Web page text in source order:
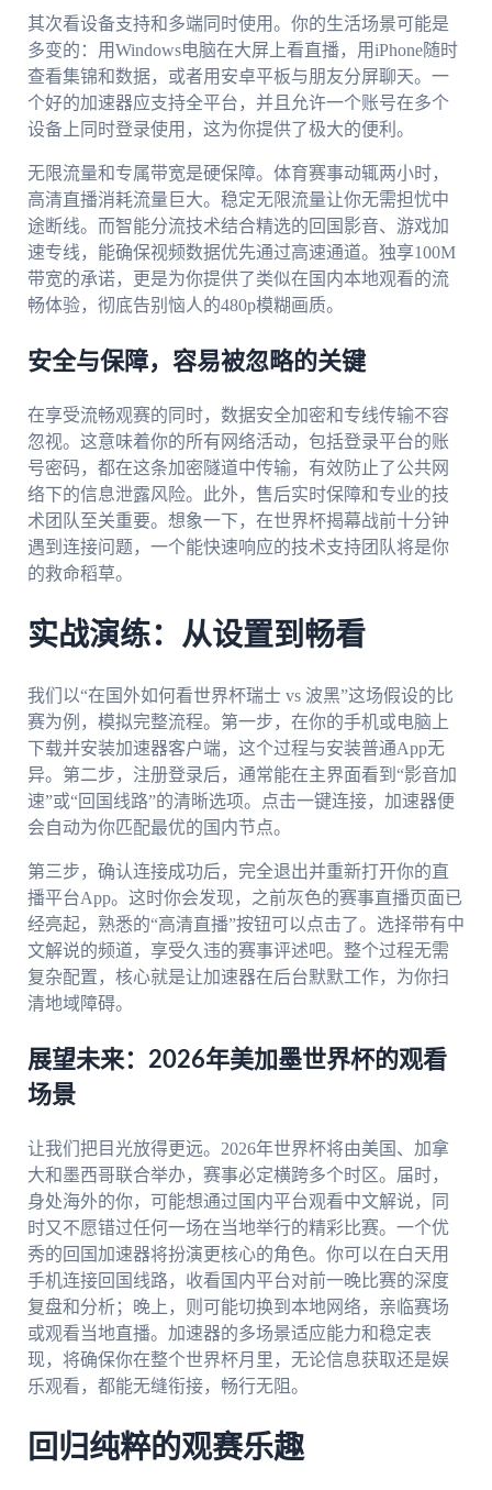
其次看设备支持和多端同时使用。你的生活场景可能是
多变的：用Windows电脑在大屏上看直播，用iPhone随时
查看集锦和数据，或者用安卓平板与朋友分屏聊天。一
个好的加速器应支持全平台，并且允许一个账号在多个
设备上同时登录使用，这为你提供了极大的便利。
无限流量和专属带宽是硬保障。体育赛事动辄两小时，
高清直播消耗流量巨大。稳定无限流量让你无需担忧中
途断线。而智能分流技术结合精选的回国影音、游戏加
速专线，能确保视频数据优先通过高速通道。独享100M
带宽的承诺，更是为你提供了类似在国内本地观看的流
畅体验，彻底告别恼人的480p模糊画质。
安全与保障，容易被忽略的关键
在享受流畅观赛的同时，数据安全加密和专线传输不容
忽视。这意味着你的所有网络活动，包括登录平台的账
号密码，都在这条加密隧道中传输，有效防止了公共网
络下的信息泄露风险。此外，售后实时保障和专业的技
术团队至关重要。想象一下，在世界杯揭幕战前十分钟
遇到连接问题，一个能快速响应的技术支持团队将是你
的救命稻草。
实战演练：从设置到畅看
我们以“在国外如何看世界杯瑞士 vs 波黑”这场假设的比
赛为例，模拟完整流程。第一步，在你的手机或电脑上
下载并安装加速器客户端，这个过程与安装普通App无
异。第二步，注册登录后，通常能在主界面看到“影音加
速”或“回国线路”的清晰选项。点击一键连接，加速器便
会自动为你匹配最优的国内节点。
第三步，确认连接成功后，完全退出并重新打开你的直
播平台App。这时你会发现，之前灰色的赛事直播页面已
经亮起，熟悉的“高清直播”按钮可以点击了。选择带有中
文解说的频道，享受久违的赛事评述吧。整个过程无需
复杂配置，核心就是让加速器在后台默默工作，为你扫
清地域障碍。
展望未来：2026年美加墨世界杯的观看
场景
让我们把目光放得更远。2026年世界杯将由美国、加拿
大和墨西哥联合举办，赛事必定横跨多个时区。届时，
身处海外的你，可能想通过国内平台观看中文解说，同
时又不愿错过任何一场在当地举行的精彩比赛。一个优
秀的回国加速器将扮演更核心的角色。你可以在白天用
手机连接回国线路，收看国内平台对前一晚比赛的深度
复盘和分析；晚上，则可能切换到本地网络，亲临赛场
或观看当地直播。加速器的多场景适应能力和稳定表
现，将确保你在整个世界杯月里，无论信息获取还是娱
乐观看，都能无缝衔接，畅行无阻。
回归纯粹的观赛乐趣